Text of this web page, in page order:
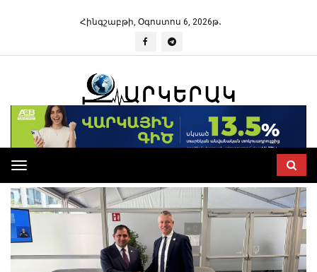
Հինգշաբթի, Օգոստոս 6, 2026թ․
Toggle
navigation